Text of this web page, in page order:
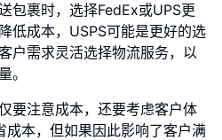
包裹时，选择FedEx或UPS更
低成本，USPS可能是更好的选
户需求灵活选择物流服务，以
。
要注意成本，还要考虑客户体
成本，但如果因此影响了客户满